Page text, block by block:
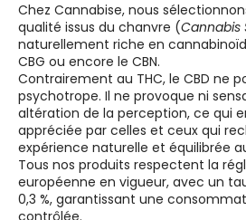
Chez Cannabise, nous
qualité issus du chanvre (Cannabis
naturellement riche en
CBG ou encore le CBN.
Contrairement au THC, le CBD ne
psychotrope. Il ne provoque ni
altération de la perception, ce qui
appréciée par celles et ceux qui
expérience naturelle et équilibrée
Tous nos produits respectent la
européenne en vigueur, avec un
0,3 %, garantissant une